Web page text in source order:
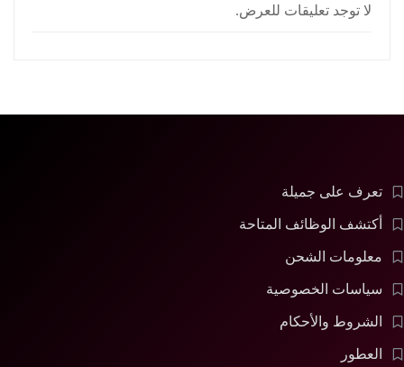
لا توجد تعليقات للعرض.
تعرف على جميلة
أكتشف الوظائف المتاحة
معلومات الشحن
سياسات الخصوصية
الشروط والأحكام
العطور